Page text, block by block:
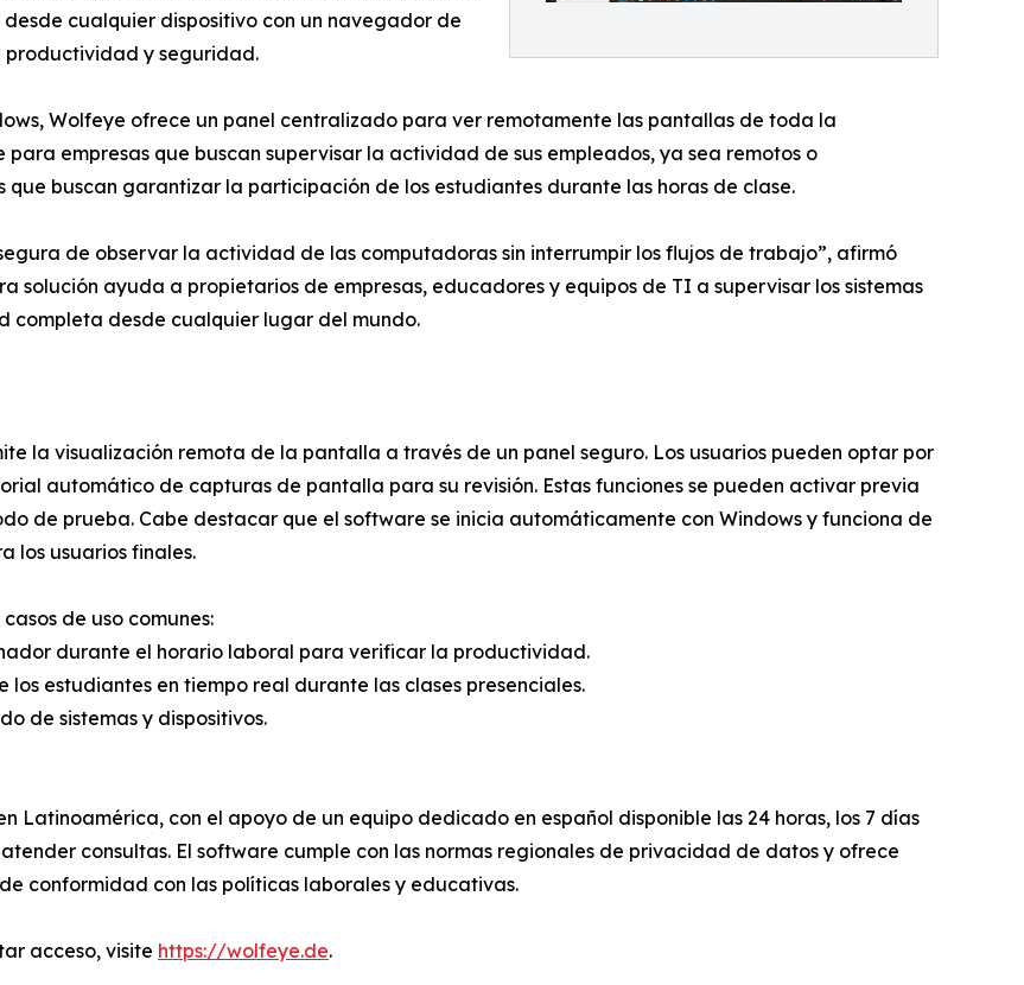
cualquier dispositivo con un navegador de
productividad y seguridad.
Wolfeye ofrece un panel centralizado para ver remotamente las pantallas de toda la
empresas que buscan supervisar la actividad de sus empleados, ya sea remotos o
que buscan garantizar la participación de los estudiantes durante las horas de clase.
de observar la actividad de las computadoras sin interrumpir los flujos de trabajo”, afirmó
solución ayuda a propietarios de empresas, educadores y equipos de TI a supervisar los sistemas
completa desde cualquier lugar del mundo.
la visualización remota de la pantalla a través de un panel seguro. Los usuarios pueden optar por
automático de capturas de pantalla para su revisión. Estas funciones se pueden activar previa
de prueba. Cabe destacar que el software se inicia automáticamente con Windows y funciona de
los usuarios finales.
de uso comunes:
durante el horario laboral para verificar la productividad.
estudiantes en tiempo real durante las clases presenciales.
de sistemas y dispositivos.
Latinoamérica, con el apoyo de un equipo dedicado en español disponible las 24 horas, los 7 días
consultas. El software cumple con las normas regionales de privacidad de datos y ofrece
conformidad con las políticas laborales y educativas.
acceso, visite https://wolfeye.de.